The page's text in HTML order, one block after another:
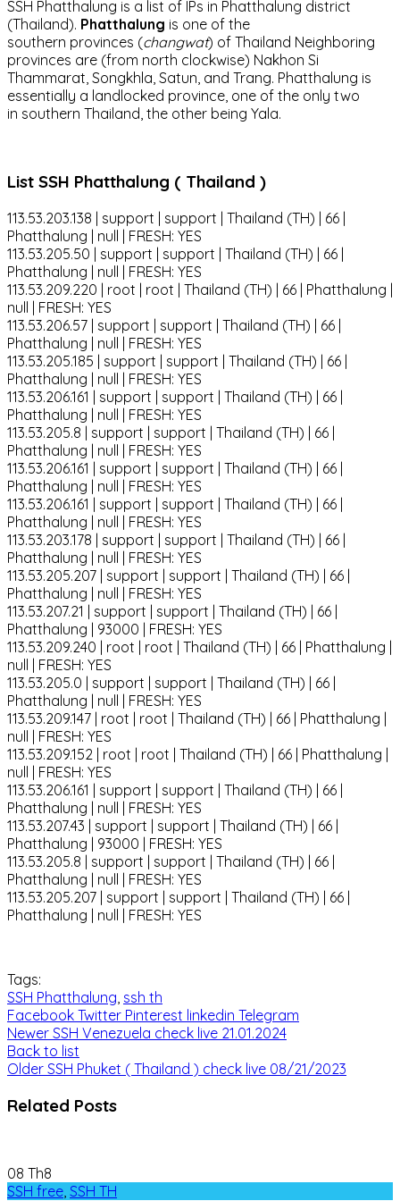
SSH Phatthalung is a list of IPs in Phatthalung district
(Thailand). Phatthalung is one of the
southern provinces (changwat) of Thailand Neighboring
provinces are (from north clockwise) Nakhon Si
Thammarat, Songkhla, Satun, and Trang. Phatthalung is
essentially a landlocked province, one of the only two
in southern Thailand, the other being Yala.
List SSH Phatthalung ( Thailand )
113.53.203.138 | support | support | Thailand (TH) | 66 |
Phatthalung | null | FRESH: YES
113.53.205.50 | support | support | Thailand (TH) | 66 |
Phatthalung | null | FRESH: YES
113.53.209.220 | root | root | Thailand (TH) | 66 | Phatthalung |
null | FRESH: YES
113.53.206.57 | support | support | Thailand (TH) | 66 |
Phatthalung | null | FRESH: YES
113.53.205.185 | support | support | Thailand (TH) | 66 |
Phatthalung | null | FRESH: YES
113.53.206.161 | support | support | Thailand (TH) | 66 |
Phatthalung | null | FRESH: YES
113.53.205.8 | support | support | Thailand (TH) | 66 |
Phatthalung | null | FRESH: YES
113.53.206.161 | support | support | Thailand (TH) | 66 |
Phatthalung | null | FRESH: YES
113.53.206.161 | support | support | Thailand (TH) | 66 |
Phatthalung | null | FRESH: YES
113.53.203.178 | support | support | Thailand (TH) | 66 |
Phatthalung | null | FRESH: YES
113.53.205.207 | support | support | Thailand (TH) | 66 |
Phatthalung | null | FRESH: YES
113.53.207.21 | support | support | Thailand (TH) | 66 |
Phatthalung | 93000 | FRESH: YES
113.53.209.240 | root | root | Thailand (TH) | 66 | Phatthalung |
null | FRESH: YES
113.53.205.0 | support | support | Thailand (TH) | 66 |
Phatthalung | null | FRESH: YES
113.53.209.147 | root | root | Thailand (TH) | 66 | Phatthalung |
null | FRESH: YES
113.53.209.152 | root | root | Thailand (TH) | 66 | Phatthalung |
null | FRESH: YES
113.53.206.161 | support | support | Thailand (TH) | 66 |
Phatthalung | null | FRESH: YES
113.53.207.43 | support | support | Thailand (TH) | 66 |
Phatthalung | 93000 | FRESH: YES
113.53.205.8 | support | support | Thailand (TH) | 66 |
Phatthalung | null | FRESH: YES
113.53.205.207 | support | support | Thailand (TH) | 66 |
Phatthalung | null | FRESH: YES
Tags:
SSH Phatthalung ssh th
Facebook Twitter Pinterest linkedin Telegram
Newer SSH Venezuela check live 21.01.2024
Back to list
Older SSH Phuket ( Thailand ) check live 08/21/2023
Related Posts
08 Th8
SSH free, SSH TH